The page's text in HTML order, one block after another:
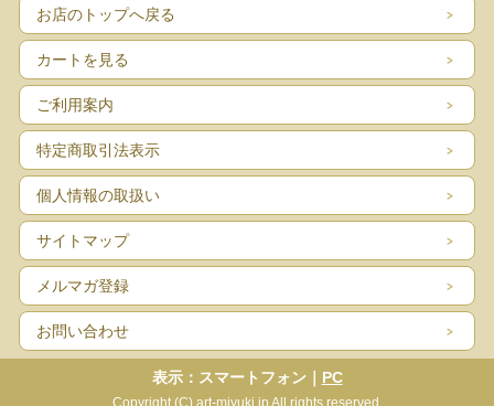
お店のトップへ戻る
カートを見る
ご利用案内
特定商取引法表示
個人情報の取扱い
サイトマップ
メルマガ登録
お問い合わせ
表示：スマートフォン｜ PC
Copyright (C) art-miyuki.jp All rights reserved.